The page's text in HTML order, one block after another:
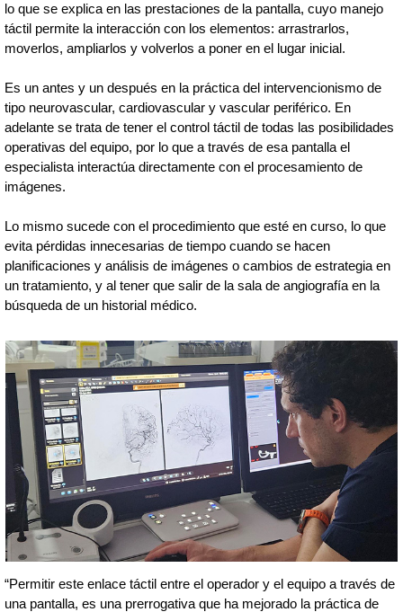
lo que se explica en las prestaciones de la pantalla, cuyo manejo
táctil permite la interacción con los elementos: arrastrarlos,
moverlos, ampliarlos y volverlos a poner en el lugar inicial.
Es un antes y un después en la práctica del intervencionismo de
tipo neurovascular, cardiovascular y vascular periférico. En
adelante se trata de tener el control táctil de todas las posibilidades
operativas del equipo, por lo que a través de esa pantalla el
especialista interactúa directamente con el procesamiento de
imágenes.
Lo mismo sucede con el procedimiento que esté en curso, lo que
evita pérdidas innecesarias de tiempo cuando se hacen
planificaciones y análisis de imágenes o cambios de estrategia en
un tratamiento, y al tener que salir de la sala de angiografía en la
búsqueda de un historial médico.
“Permitir este enlace táctil entre el operador y el equipo a través de
una pantalla, es una prerrogativa que ha mejorado la práctica de